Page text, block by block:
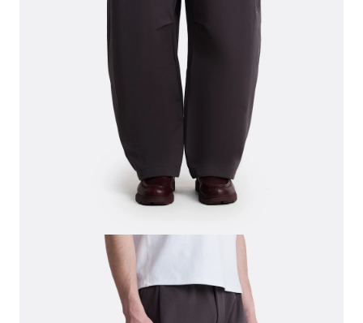
СВИТЕРА И КАРДИГАНЫ
СМОТРЕТЬ ВСЕ